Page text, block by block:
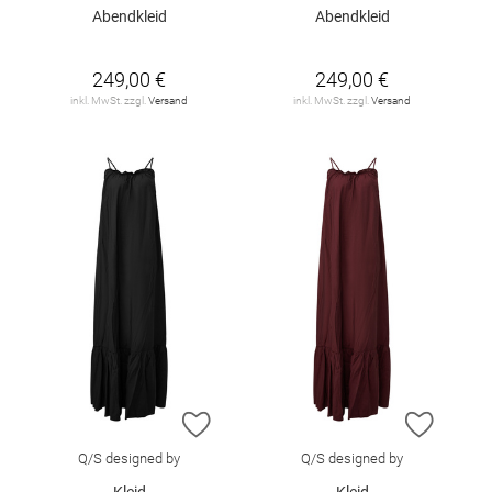
Abendkleid
249,00 €
inkl. MwSt. zzgl. Versand
Abendkleid
249,00 €
inkl. MwSt. zzgl. Versand
ZUR WUNSCHLISTE HINZUFÜGEN
Q/S designed by
ZUR
Q/S designed by